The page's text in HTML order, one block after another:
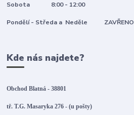
Sobota 8:00 - 12:00
Pondělí - Středa a Neděle ZAVŘENO
Kde nás najdete?
Obchod Blatná - 38801
tř. T.G. Masaryka 276 - (u pošty)